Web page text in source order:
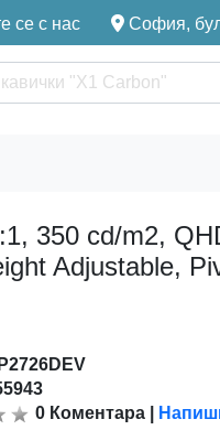
се с нас София,
350 cd/m2,
Adjustable,
P2726DEV
0 Коментара